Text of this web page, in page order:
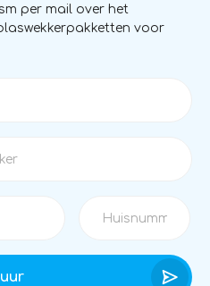
per mail over het
voor